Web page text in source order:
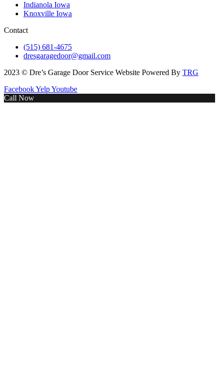
Indianola Iowa
Knoxville Iowa
Contact
(515) 681-4675
dresgaragedoor@gmail.com
2023 © Dre’s Garage Door Service Website Powered By TRG
FacebookYelpYoutube
Call Now